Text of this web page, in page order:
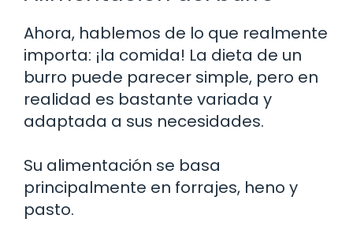
Ahora, hablemos de lo que realmente
importa: ¡la comida! La dieta de un
burro puede parecer simple, pero en
realidad es bastante variada y
adaptada a sus necesidades.
Su alimentación se basa
principalmente en forrajes, heno y
pasto.